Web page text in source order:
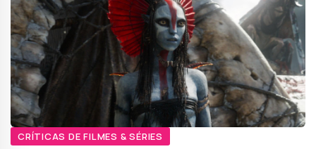
CRÍTICAS DE FILMES & SÉRIES